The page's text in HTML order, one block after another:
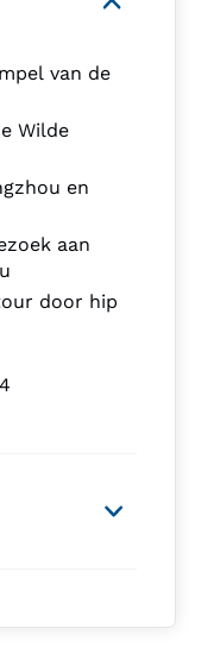
van de
Wilde
en
aan
door hip